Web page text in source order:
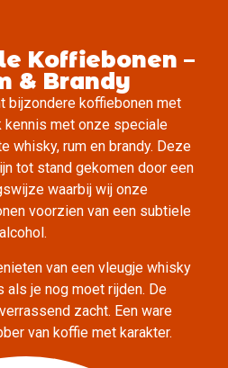
Koffiebonen –
& Brandy
bijzondere koffiebonen met
kennis met onze speciale
whisky, rum en brandy. Deze
tot stand gekomen door een
waarbij wij onze
voorzien van een subtiele
van een vleugje whisky
je nog moet rijden. De
zacht. Een ware
van koffie met karakter.